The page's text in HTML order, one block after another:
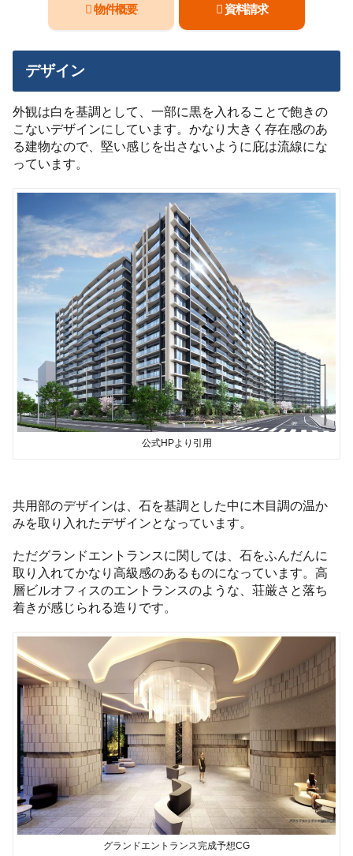
物件概要 資料請求
デザイン
外観は白を基調として、一部に黒を入れることで飽きの
こないデザインにしています。かなり大きく存在感のあ
る建物なので、堅い感じを出さないように庇は流線にな
っています。
公式HPより引用
共用部のデザインは、石を基調とした中に木目調の温か
みを取り入れたデザインとなっています。
ただグランドエントランスに関しては、石をふんだんに
取り入れてかなり高級感のあるものになっています。高
層ビルオフィスのエントランスのような、荘厳さと落ち
着きが感じられる造りです。
グランドエントランス完成予想CG